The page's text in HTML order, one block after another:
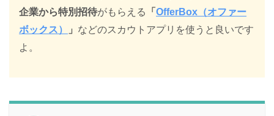
企業から特別招待がもらえる 「 OfferBox（オファー
ボックス）
」 などのスカウトアプリを使うと良いです
よ。